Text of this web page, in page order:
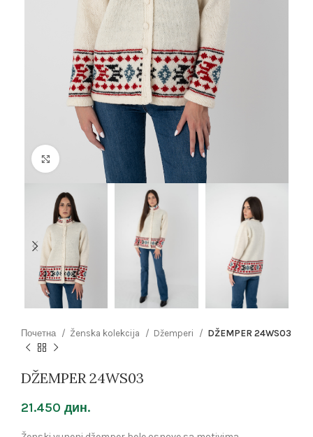
Click to enlarge
Почетна Ženska kolekcija Džemperi DŽEMPER 24WS03
DŽEMPER 24WS03
21.450 дин.